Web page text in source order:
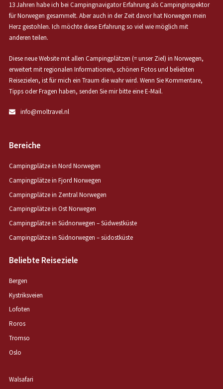
13 Jahren habe ich bei Campingnavigator Erfahrung als Campinginspektor
für Norwegen gesammelt. Aber auch in der Zeit davor hat Norwegen mein
Herz gestohlen. Ich möchte diese Erfahrung so viel wie möglich mit
anderen teilen.
Diese neue Website mit allen Campingplätzen (= unser Ziel) in Norwegen,
erweitert mit regionalen Informationen, schönen Fotos und beliebten
Reisezielen, ist für mich ein Traum die wahr wird. Wenn Sie Kommentare,
Tipps oder Fragen haben, senden Sie mir bitte eine E-Mail.
info@moltravel.nl
Bereiche
Campingplätze in Nord Norwegen
Campingplätze in Fjord Norwegen
Campingplätze in Zentral Norwegen
Campingplätze in Ost Norwegen
Campingplätze in Südnorwegen – Südwestküste
Campingplätze in Südnorwegen – südostküste
Beliebte Reiseziele
Bergen
Kystriksveien
Lofoten
Roros
Tromso
Oslo
Walsafari